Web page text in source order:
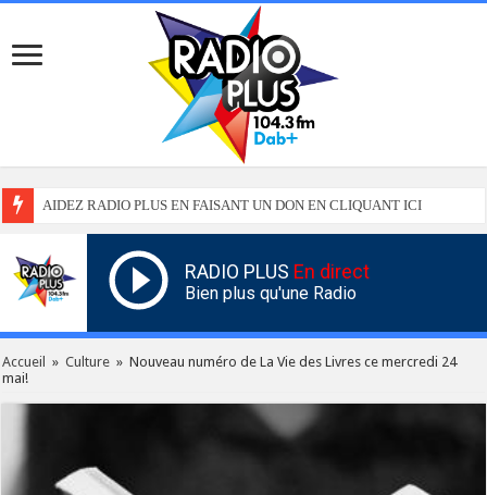
AIDEZ RADIO PLUS EN FAISANT UN DON EN CLIQUANT ICI
RADIO PLUS En direct
Bien plus qu'une Radio
Accueil » Culture » Nouveau numéro de La Vie des Livres ce mercredi 24
mai!